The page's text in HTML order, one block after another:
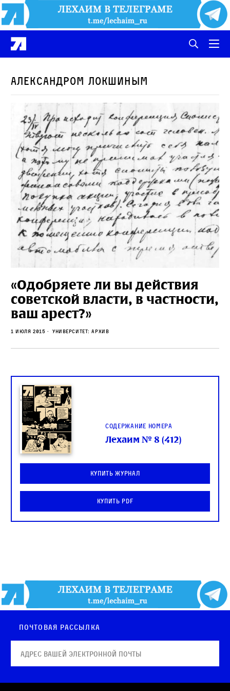
Александром Локшиным
«Одобряете ли вы действия
советской власти, в частности,
ваш арест?»
1 июля 2015 Университет: Архив
Содержание номера
Лехаим № 8 (412)
Купить журнал
Купить PDF
Почтовая рассылка